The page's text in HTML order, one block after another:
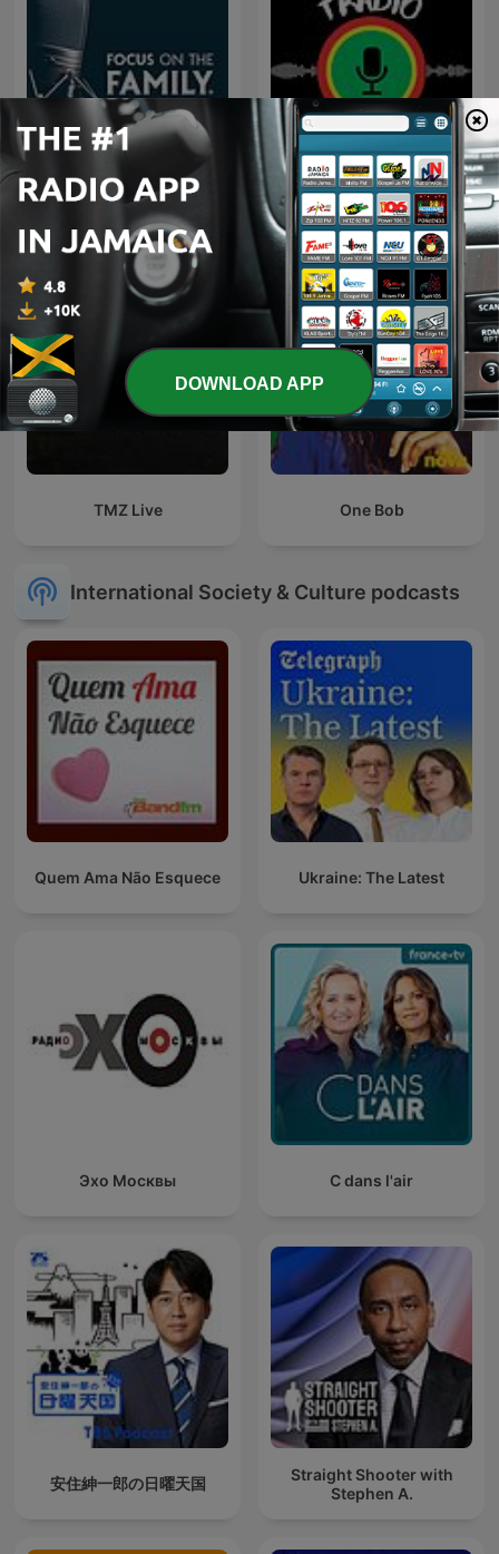
Focus on the Family
Commentary
Tradio Jamaica
TMZ Live One Bob
International Society & Culture podcasts
Quem Ama Não Esquece Ukraine: The Latest
Эхо Москвы C dans l'air
安住紳一郎の日曜天国
Straight Shooter with
Stephen A.
DOWNLOAD APP